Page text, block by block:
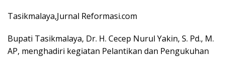
Tasikmalaya,Jurnal Reformasi.com
Bupati Tasikmalaya, Dr. H. Cecep Nurul Yakin, S. Pd., M.
AP, menghadiri kegiatan Pelantikan dan Pengukuhan